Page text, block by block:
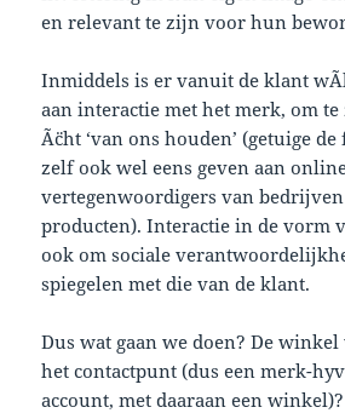
en relevant te zijn voor hun
Inmiddels is er vanuit de klant
aan interactie met het merk, om
Ã¨cht ‘van ons houden’ (getuige
zelf ook wel eens geven aan
vertegenwoordigers van
producten). Interactie in de vorm
ook om sociale
spiegelen met die van de klant.
Dus wat gaan we doen? De
het contactpunt (dus een merk-
account, met daaraan een